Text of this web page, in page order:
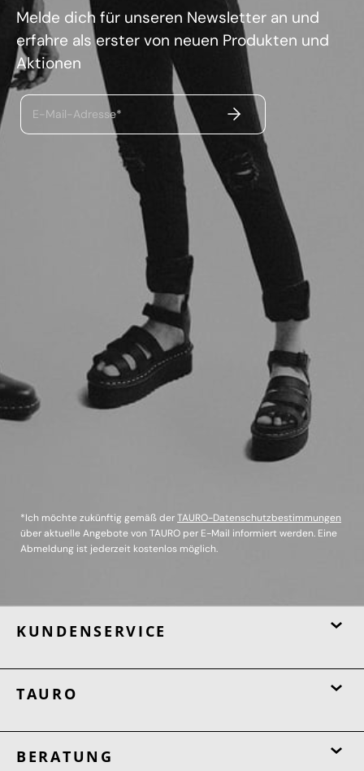
Melde dich für unseren Newsletter an und
erfahre als erster von neuen Produkten und
Aktionen
E-Mail-Adresse* ABSENDEN
*Ich möchte zukünftig gemäß derTAURO-Datenschutzbestimmungen
über aktuelle Angebote von TAURO per E-Mail informiert werden. Eine
Abmeldung ist jederzeit kostenlos möglich.
KUNDENSERVICE
TAURO
BERATUNG